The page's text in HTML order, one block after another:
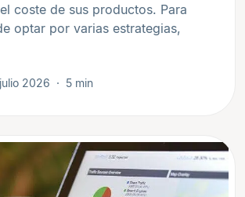
coste de sus productos. Para
optar por varias estrategias,
2026 5 min